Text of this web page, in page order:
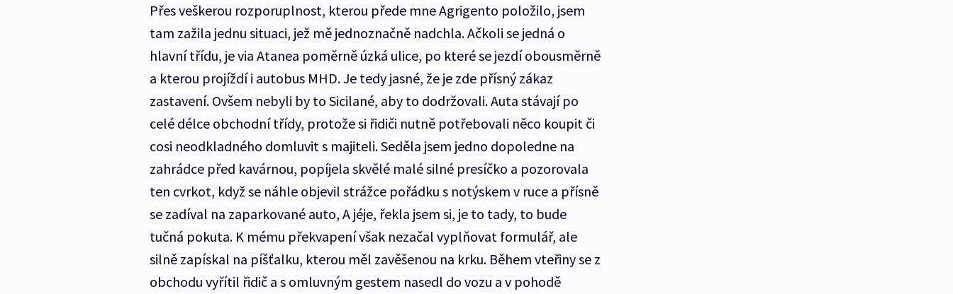
Přes veškerou rozporuplnost, kterou přede mne Agrigento položilo, jsem
tam zažila jednu situaci, jež mě jednoznačně nadchla. Ačkoli se jedná o
hlavní třídu, je via Atanea poměrně úzká ulice, po které se jezdí obousměrně
a kterou projíždí i autobus MHD. Je tedy jasné, že je zde přísný zákaz
zastavení. Ovšem nebyli by to Sicilané, aby to dodržovali. Auta stávají po
celé délce obchodní třídy, protože si řidiči nutně potřebovali něco koupit či
cosi neodkladného domluvit s majiteli. Seděla jsem jedno dopoledne na
zahrádce před kavárnou, popíjela skvělé malé silné presíčko a pozorovala
ten cvrkot, když se náhle objevil strážce pořádku s notýskem v ruce a přísně
se zadíval na zaparkované auto, A jéje, řekla jsem si, je to tady, to bude
tučná pokuta. K mému překvapení však nezačal vyplňovat formulář, ale
silně zapískal na píšťalku, kterou měl zavěšenou na krku. Během vteřiny se z
obchodu vyřítil řidič a s omluvným gestem nasedl do vozu a v pohodě